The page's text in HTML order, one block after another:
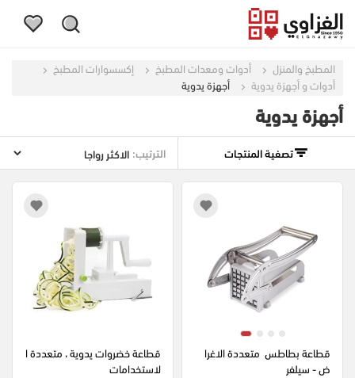
المطبخ والمنزل أدوات ومعدات المطبخ
إكسسوارات المطبخ
أدوات و أجهزة يدوية
أجهزة يدوية
أجهزة يدوية
تصفية المنتجات الترتيب:
قطاعة بطاطس  متعددة الاغرا
ض - سيلفر
قطاعة خضروات يدوية ، متعددة ا
لاستخدامات